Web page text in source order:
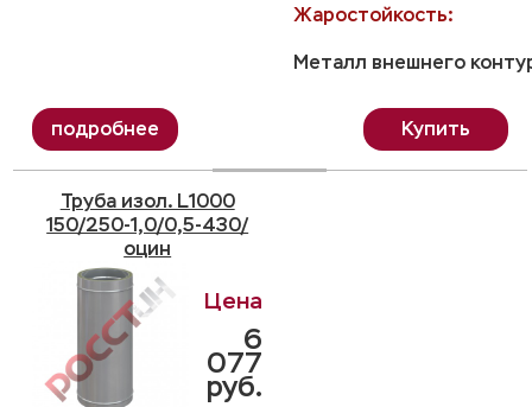
Жаростойкость:
Металл внешнего
Купить
Труба изол. L1000
150/250-1,0/0,5-430/
оцин
6
077
руб.